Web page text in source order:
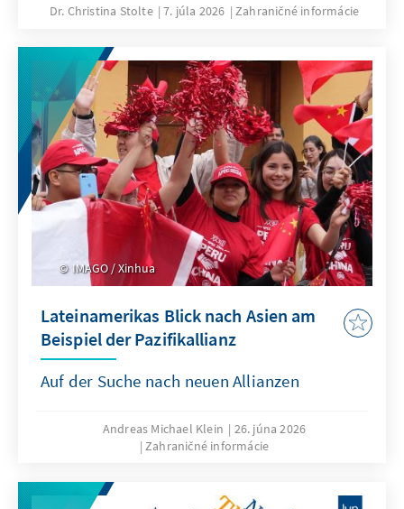
Dr. Christina Stolte 7. júla 2026 Zahraničné informácie
IMAGO / Xinhua
Lateinamerikas Blick nach Asien am
Beispiel der Pazifikallianz
Auf der Suche nach neuen Allianzen
Andreas Michael Klein
26. júna 2026
Zahraničné informácie